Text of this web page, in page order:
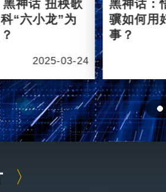
神话 扭秧歌
“六小龙”为
2025-03-24
黑神话：
骥如何用
事？